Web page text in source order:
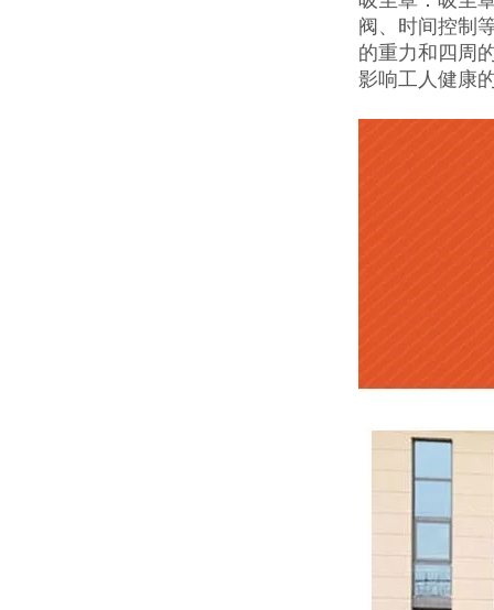
阀、时间控制
的重力和四周
影响工人健康